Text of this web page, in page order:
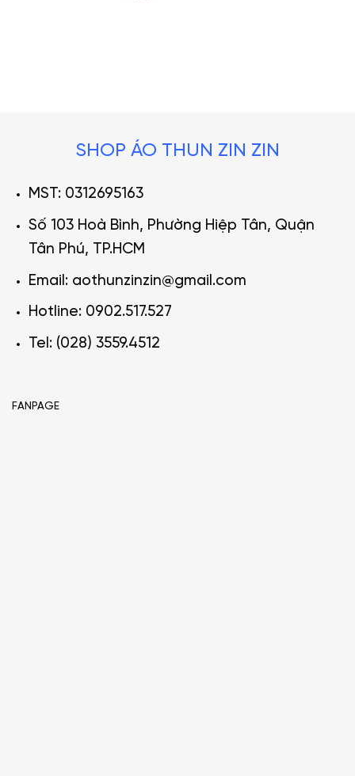
SHOP ÁO THUN ZIN ZIN
MST: 0312695163
Số 103 Hoà Bình, Phường Hiệp Tân, Quận
Tân Phú, TP.HCM
Email: aothunzinzin@gmail.com
Hotline: 0902.517.527
Tel: (028) 3559.4512
FANPAGE